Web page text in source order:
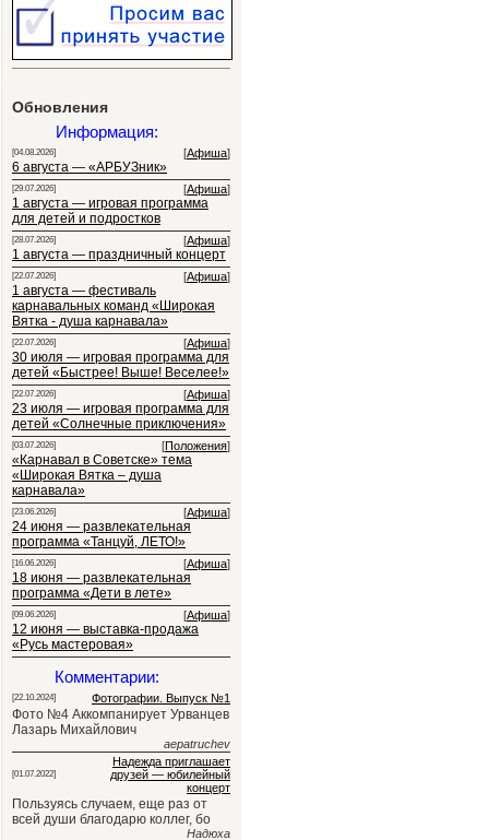
Обновления
Информация:
[04.08.2026] [Афиша]
6 августа — «АРБУЗник»
[29.07.2026] [Афиша]
1 августа — игровая программа
для детей и подростков
[28.07.2026] [Афиша]
1 августа — праздничный концерт
[22.07.2026] [Афиша]
1 августа — фестиваль
карнавальных команд «Широкая
Вятка - душа карнавала»
[22.07.2026] [Афиша]
30 июля — игровая программа для
детей «Быстрее! Выше! Веселее!»
[22.07.2026] [Афиша]
23 июля — игровая программа для
детей «Солнечные приключения»
[03.07.2026] [Положения]
«Карнавал в Советске» тема
«Широкая Вятка – душа
карнавала»
[23.06.2026] [Афиша]
24 июня — развлекательная
программа «Танцуй, ЛЕТО!»
[16.06.2026] [Афиша]
18 июня — развлекательная
программа «Дети в лете»
[09.06.2026] [Афиша]
12 июня — выставка-продажа
«Русь мастеровая»
Комментарии:
[22.10.2024] Фотографии. Выпуск №1
Фото №4 Аккомпанирует Урванцев
Лазарь Михайлович
aepatruchev
[01.07.2022]
Надежда приглашает
друзей — юбилейный
концерт
Пользуясь случаем, еще раз от
всей души благодарю коллег, бо
Надюха